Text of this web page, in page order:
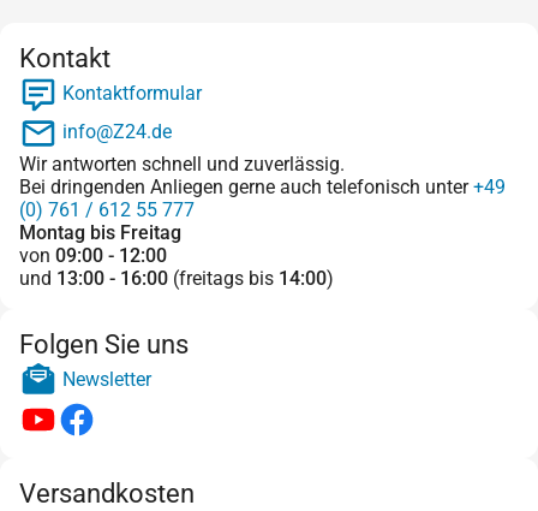
Kontakt
Kontaktformular
info@Z24.de
Wir antworten schnell und zuverlässig.
Bei dringenden Anliegen gerne auch telefonisch unter+49
(0) 761 / 612 55 777
Montag bis Freitag
von 09:00 - 12:00
und 13:00 - 16:00 (freitags bis 14:00)
Folgen Sie uns
Newsletter
Versandkosten